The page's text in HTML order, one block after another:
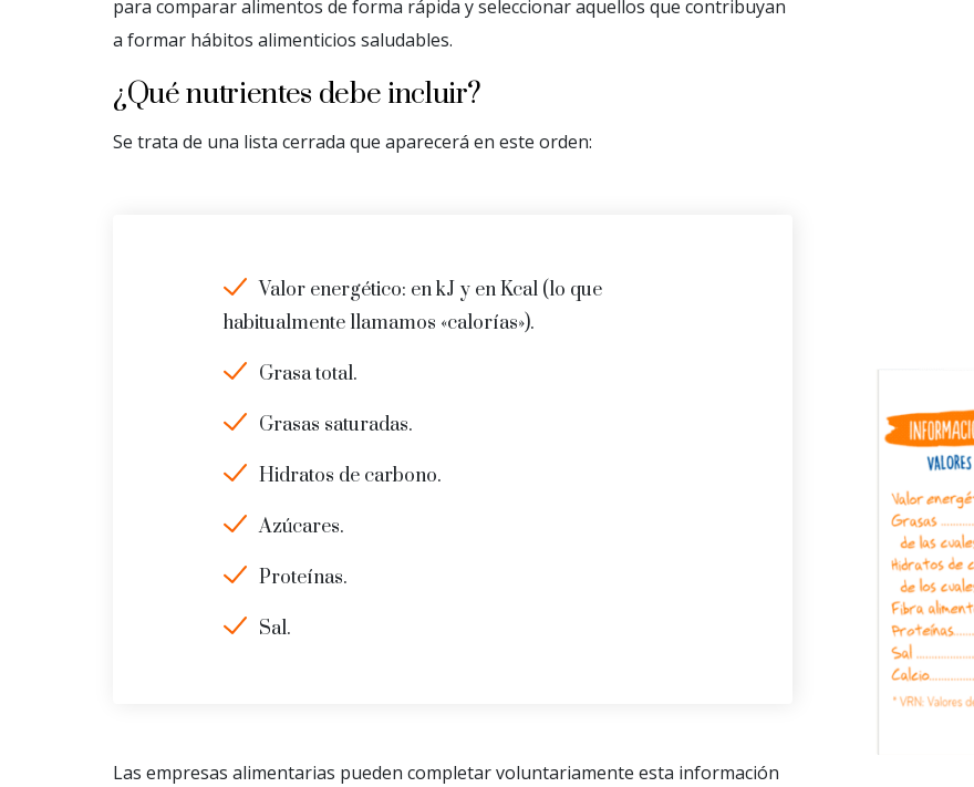
para comparar alimentos de forma rápida y seleccionar aquellos que contribuyan
a formar hábitos alimenticios saludables.
¿Qué nutrientes debe incluir?
Se trata de una lista cerrada que aparecerá en este orden:
Valor energético: en kJ y en Kcal (lo que
habitualmente llamamos «calorías»).
Grasa total.
Grasas saturadas.
Hidratos de carbono.
Azúcares.
Proteínas.
Sal.
Las empresas alimentarias pueden completar voluntariamente esta información